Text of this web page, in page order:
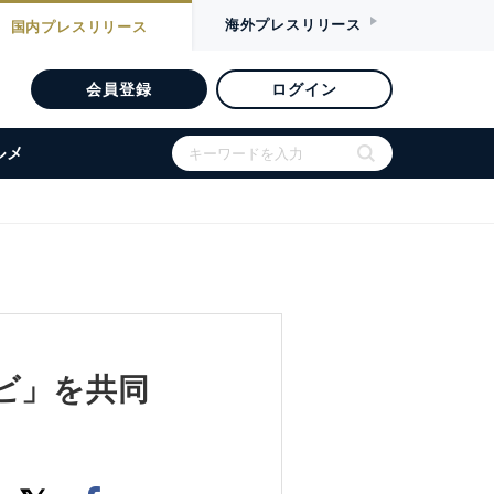
国内プレスリリース 海外プレスリリース
会員登録 ログイン
メ
」を共同